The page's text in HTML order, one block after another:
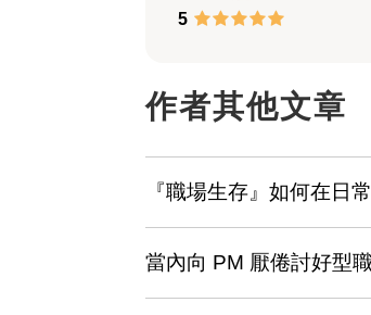
5
作者其他文章
『職場生存』如何在日
當內向 PM 厭倦討好型